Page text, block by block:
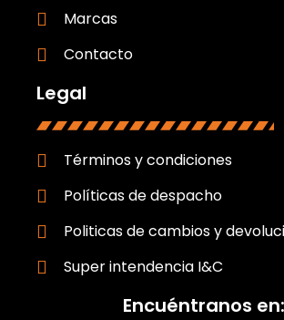
Marcas
Contacto
Legal
Términos y condiciones
Políticas de despacho
Politicas de cambios y
Super intendencia I&C
Encuéntranos en: